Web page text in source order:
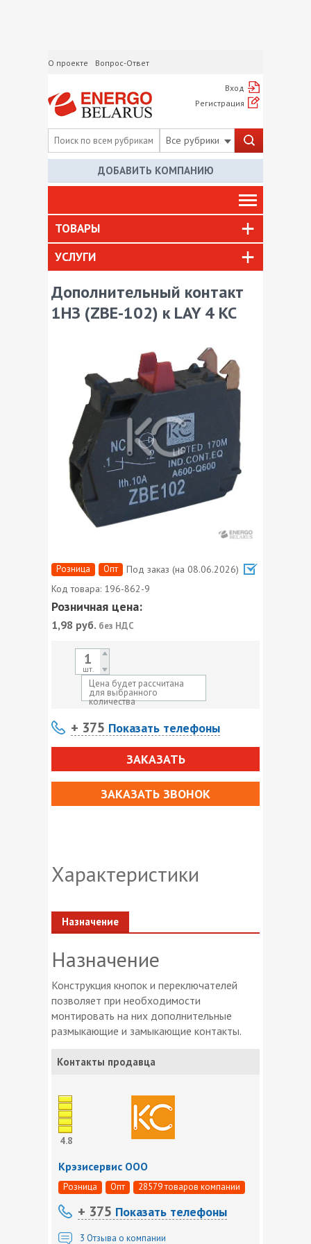
О проекте Вопрос-Ответ
Вход
Регистрация
Все рубрики
ДОБАВИТЬ КОМПАНИЮ
ТОВАРЫ
УСЛУГИ
Дополнительный контакт
1НЗ (ZBE-102) к LAY 4 КС
Розница Опт
Под заказ (на 08.06.2026)
Код товара: 196-862-9
Розничная цена:
1,98 руб. без НДС
шт.
Цена будет рассчитана
для выбранного
количества
+ 375 Показать телефоны
ЗАКАЗАТЬ
ЗАКАЗАТЬ ЗВОНОК
Характеристики
Назначение
Назначение
Конструкция кнопок и переключателей
позволяет при необходимости
монтировать на них дополнительные
размыкающие и замыкающие контакты.
Контакты продавца
4.8
Крэзисервис ООО
Розница Опт 28579 товаров компании
+ 375 Показать телефоны
3 Отзыва о компании